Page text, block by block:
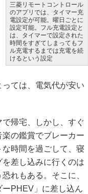
三菱リモートコントロール
のアプリでは、タイマー充
電設定が可能。曜日ごとに
設定可能。フル充電設定と
は、タイマーで設定された
時間をすぎてしまってもフ
ル充電するまでは充電を続
けるという設定
ては、電気代が安い
帰宅、しかし、すぐ
の鑑賞でブレーカー
時間を過ごして、寝
差し込みに行くのは
れもある。そこに、
PHEV」に差し込ん